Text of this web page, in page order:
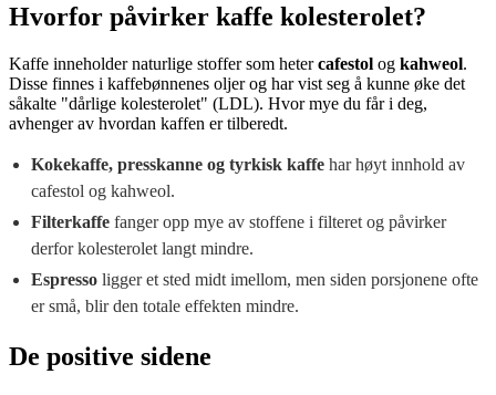
Hvorfor påvirker kaffe kolesterolet?
Kaffe inneholder naturlige stoffer som hetercafestol og kahweol.
Disse finnes i kaffebønnenes oljer og har vist seg å kunne øke det
såkalte "dårlige kolesterolet" (LDL). Hvor mye du får i deg,
avhenger av hvordan kaffen er tilberedt.
Kokekaffe, presskanne og tyrkisk kaffe har høyt innhold av
cafestol og kahweol.
Filterkaffe fanger opp mye av stoffene i filteret og påvirker
derfor kolesterolet langt mindre.
Espresso ligger et sted midt imellom, men siden porsjonene ofte
er små, blir den totale effekten mindre.
De positive sidene